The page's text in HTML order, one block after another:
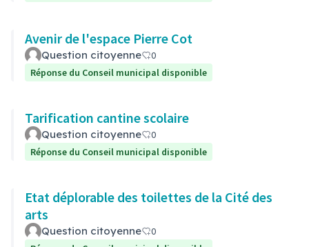
Avenir de l'espace Pierre Cot
Question citoyenne
0
Réponse du Conseil municipal disponible
Tarification cantine scolaire
Question citoyenne
0
Réponse du Conseil municipal disponible
Etat déplorable des toilettes de la Cité des
arts
Question citoyenne
0